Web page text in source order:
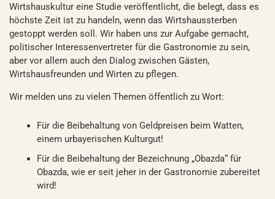
Wirtshauskultur eine Studie veröffentlicht, die belegt, dass es
höchste Zeit ist zu handeln, wenn das Wirtshaussterben
gestoppt werden soll. Wir haben uns zur Aufgabe gemacht,
politischer Interessenvertreter für die Gastronomie zu sein,
aber vor allem auch den Dialog zwischen Gästen,
Wirtshausfreunden und Wirten zu pflegen.
Wir melden uns zu vielen Themen öffentlich zu Wort:
Für die Beibehaltung von Geldpreisen beim Watten,
einem urbayerischen Kulturgut!
Für die Beibehaltung der Bezeichnung „Obazda“ für
Obazda, wie er seit jeher in der Gastronomie zubereitet
wird!